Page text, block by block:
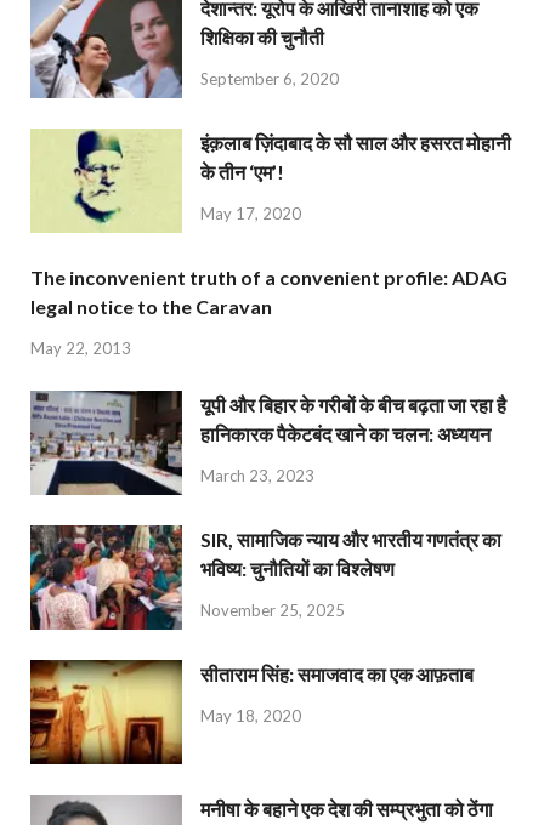
देशान्‍तर: यूरोप के आखिरी तानाशाह को एक
शिक्षिका की चुनौती
September 6, 2020
इंक़लाब ज़िंदाबाद के सौ साल और हसरत मोहानी
के तीन ‘एम’!
May 17, 2020
The inconvenient truth of a convenient profile: ADAG
legal notice to the Caravan
May 22, 2013
यूपी और बिहार के गरीबों के बीच बढ़ता जा रहा है
हानिकारक पैकेटबंद खाने का चलन: अध्ययन
March 23, 2023
SIR, सामाजिक न्याय और भारतीय गणतंत्र का
भविष्य: चुनौतियों का विश्लेषण
November 25, 2025
सीताराम सिंह: समाजवाद का एक आफ़ताब
May 18, 2020
मनीषा के बहाने एक देश की सम्प्रभुता को ठेंगा